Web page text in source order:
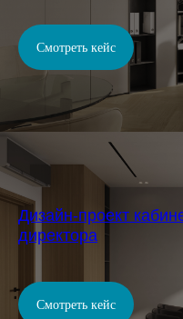
Смотреть кейс
Дизайн-проект
директора
Смотреть кейс